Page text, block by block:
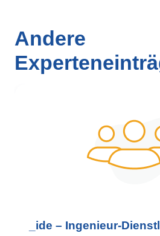
Andere
_ide – Ingenieur-